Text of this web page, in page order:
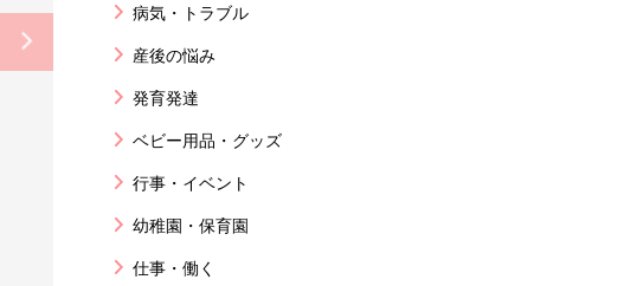
病気・トラブル
産後の悩み
発育発達
ベビー用品・グッズ
行事・イベント
幼稚園・保育園
仕事・働く